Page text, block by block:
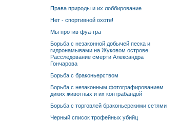
Права природы и их лоббирование
Нет - спортивной охоте!
Мы против фуа-гра
Борьба с незаконной добычей песка и
гидронамывами на Жуковом острове.
Расследование смерти Александра
Гончарова
Борьба с браконьерством
Борьба с незаконным фотографированием
диких животных и их контрабандой
Борьба с торговлей браконьерскими сетями
Черный список трофейных убийц